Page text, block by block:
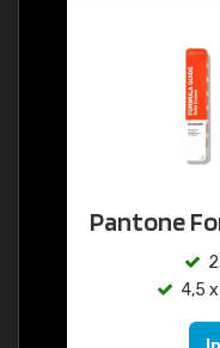
Pantone
4,5